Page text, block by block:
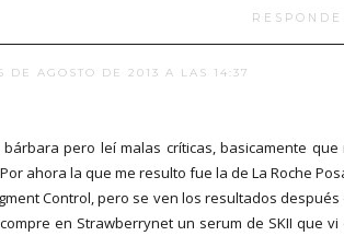
DE AGOSTO DE 2013 A LAS 14:37
pero leí malas críticas, basicamente que
ahora la que me resulto fue la de La Roche
Control, pero se ven los resultados después
en Strawberrynet un serum de SKII que vi